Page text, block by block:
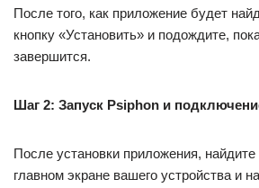
После того, как приложение будет
кнопку «Установить» и подождите,
завершится.
Шаг 2: Запуск Psiphon и
После установки приложения, найдите
главном экране вашего устройства и